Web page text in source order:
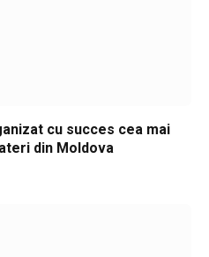
cu succes cea mai
din Moldova